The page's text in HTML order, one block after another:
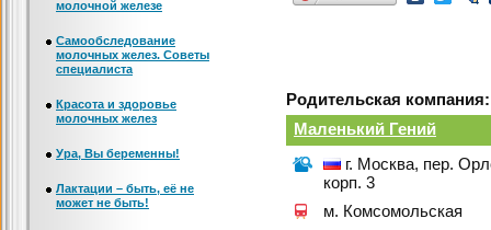
Родительская компания:
Маленький Гений
г. Москва, пер.
корп. 3
м. Комсомольская
молочной железе
Самообследование
молочных желез. Советы
специалиста
Красота и здоровье
молочных желез
Ура, Вы беременны!
Лактации – быть, её не
может не быть!